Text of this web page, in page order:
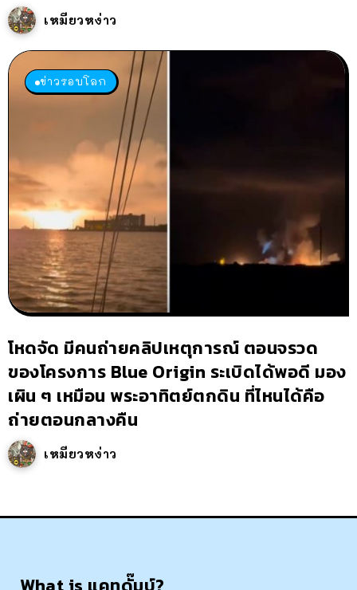
เหมียวหง่าว
ข่าวรอบโลก
โหดจัด มีคนถ่ายคลิปเหตุการณ์ ตอนจรวด
ของโครงการ Blue Origin ระเบิดได้พอดี มอง
เผิน ๆ เหมือน พระอาทิตย์ตกดิน ที่ไหนได้คือ
ถ่ายตอนกลางคืน
เหมียวหง่าว